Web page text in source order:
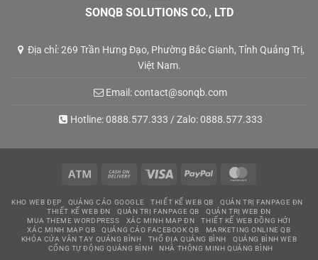
SONQB SOLUTIONS CO., LTD
Địa chỉ: 269 Trần Hưng Đạo, Phường Bắc Gianh, Tỉnh Quảng Trị,
Việt Nam.
Email:contact@sonqb.com
Hotline:0888.577.333 / Zalo:0888.577.333
Atm
Cash
Delivery
Visa PayPal
KHO WEB ĐẸP QUẢNG CÁO GOOGLE THIẾT KẾ WEB QB
QUẢN TRỊ FANPAGE ĐN
THIẾT KẾ WEB ĐN
QUẢN TRỊ FANPAGE QB
QUẢN TRỊ WEB ĐN
MUA THEME WORDPRESS
XÁC MINH MAP ĐN
THIẾT KẾ WEB ĐỒNG HỚI
XÁC MINH MAP QB
QUẢNG CÁO FACEBOOK QB
MARKETING ONLINE QB
KHÓA CỬA VÂN TAY QUẢNG BÌNH
THỔ ĐỊA QUẢNG BÌNH
QUẢNG BÌNH WEB
CỔNG TỰ ĐỘNG QUẢNG BÌNH
NHÀ THÔNG MINH QUẢNG BÌNH